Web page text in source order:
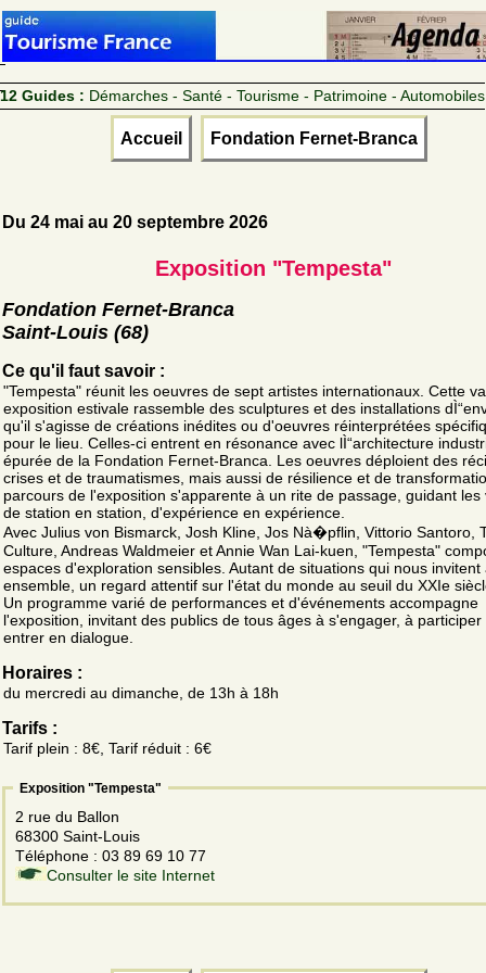
12 Guides : Démarches - Santé - Tourisme - Patrimoine - Automobiles
Accueil Fondation Fernet-Branca
Du 24 mai au 20 septembre 2026
Exposition "Tempesta"
Fondation Fernet-Branca
Saint-Louis (68)
Ce qu'il faut savoir :
"Tempesta" réunit les oeuvres de sept artistes internationaux. Cette
exposition estivale rassemble des sculptures et des installations
qu'il s'agisse de créations inédites ou d'oeuvres réinterprétées
pour le lieu. Celles-ci entrent en résonance avec lÌ“architecture
épurée de la Fondation Fernet-Branca. Les oeuvres déploient des
crises et de traumatismes, mais aussi de résilience et de
parcours de l'exposition s'apparente à un rite de passage, guidant les
de station en station, d'expérience en expérience.
Avec Julius von Bismarck, Josh Kline, Jos Nà�pflin, Vittorio Santoro,
Culture, Andreas Waldmeier et Annie Wan Lai-kuen, "Tempesta"
espaces d'exploration sensibles. Autant de situations qui nous invitent
ensemble, un regard attentif sur l'état du monde au seuil du XXIe
Un programme varié de performances et d'événements accompagne
l'exposition, invitant des publics de tous âges à s'engager, à participer
entrer en dialogue.
Horaires :
du mercredi au dimanche, de 13h à 18h
Tarifs :
Tarif plein : 8€, Tarif réduit : 6€
Exposition "Tempesta"
2 rue du Ballon
68300 Saint-Louis
Téléphone : 03 89 69 10 77
Consulter le site Internet